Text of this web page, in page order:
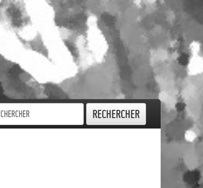
Rechercher